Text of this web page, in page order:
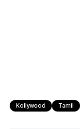
Kollywood Tamil